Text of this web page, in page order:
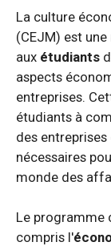
La culture
(CEJM) est
aux étudiants
aspects
entreprises.
étudiants à
des
nécessaires
monde des
Le programme
compris l'